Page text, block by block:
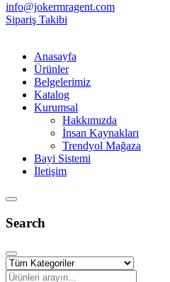
info@jokermragent.com
Sipariş Takibi
Anasayfa
Ürünler
Belgelerimiz
Katalog
Kurumsal
Hakkımızda
İnsan Kaynakları
Trendyol Mağaza
Bayi Sistemi
İletişim
Search